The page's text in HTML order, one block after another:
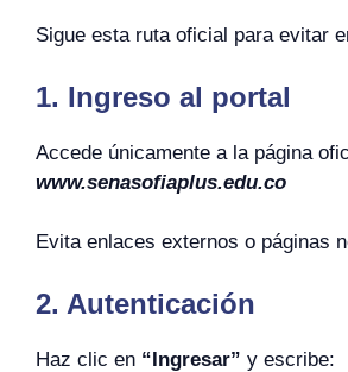
Sigue esta ruta oficial para evitar
1. Ingreso al portal
Accede únicamente a la página
www.senasofiaplus.edu.co
Evita enlaces externos o páginas
2. Autenticación
Haz clic en “Ingresar” y escribe: